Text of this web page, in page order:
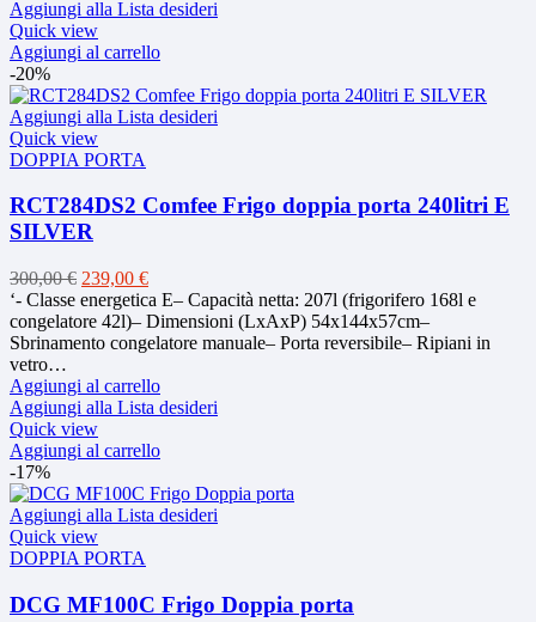
era:
299,90 €.
è:
Aggiungi alla Lista desideri
Quick view
Aggiungi al carrello
-20%
Aggiungi alla Lista desideri
Quick view
DOPPIA PORTA
RCT284DS2 Comfee Frigo doppia porta 240litri E
SILVER
300,00€ Il
prezzo
originale
era:
239,00 €Il
prezzo
attuale
è:
‘- Classe energetica E– Capacità netta: 207l (frigorifero 168l e
congelatore 42l)– Dimensioni (LxAxP) 54x144x57cm–
Sbrinamento congelatore manuale– Porta reversibile– Ripiani in
vetro…
Aggiungi al carrello
Aggiungi alla Lista desideri
Quick view
Aggiungi al carrello
-17%
Aggiungi alla Lista desideri
Quick view
DOPPIA PORTA
DCG MF100C Frigo Doppia porta